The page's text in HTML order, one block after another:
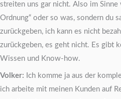
streiten uns gar nicht. Also im
Ordnung“ oder so was, sondern du
zurückgeben, ich kann es nicht
zurückgeben, es geht nicht. Es gibt
Wissen und Know-how.
Volker: Ich komme ja aus der
ich arbeite mit meinen Kunden auf